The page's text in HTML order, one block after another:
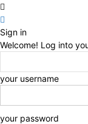
Sign in
Welcome! Log into
your username
your password